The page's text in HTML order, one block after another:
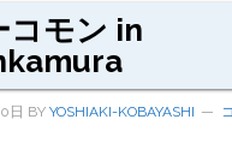
コモン in
日 BY YOSHIAKI-KOBAYASHI